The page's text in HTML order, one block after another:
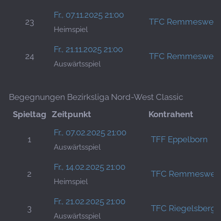
23
Fr., 07.11.2025 21:00
Heimspiel
TFC
24
Fr., 21.11.2025 21:00
Auswärtsspiel
TFC
Begegnungen Bezirksliga Nord-West Classic
Spieltag Zeitpunkt Kontrahent
1
Fr., 07.02.2025 21:00
Auswärtsspiel
TFF Eppelborn
2
Fr., 14.02.2025 21:00
Heimspiel
TFC
3
Fr., 21.02.2025 21:00
Auswärtsspiel
TFC Riegelsberg